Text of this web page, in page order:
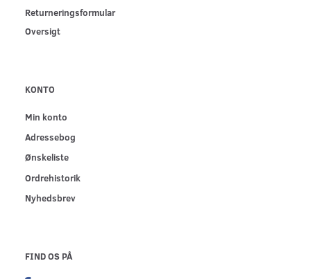
Returneringsformular
Oversigt
KONTO
Min konto
Adressebog
Ønskeliste
Ordrehistorik
Nyhedsbrev
FIND OS PÅ